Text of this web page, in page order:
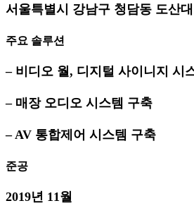
서울특별시 강남구 청담동 도산
주요 솔루션
– 비디오 월, 디지털 사이니지 시
– 매장 오디오 시스템 구축
– AV 통합제어 시스템 구축
준공
2019년 11월